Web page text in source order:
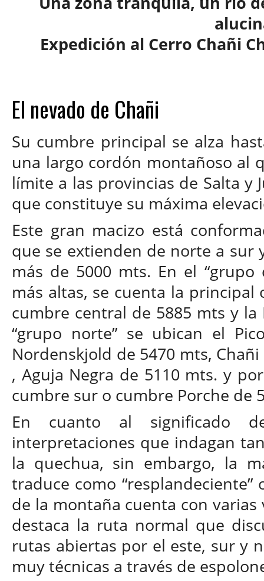
Expedición al Cerro Chañi
El nevado de Chañi
Su cumbre principal se alza
una largo cordón montañoso al
límite a las provincias de Salta y
que constituye su máxima
Este gran macizo está
que se extienden de norte a sur
más de 5000 mts. En el
más altas, se cuenta la principal
cumbre central de 5885 mts y
“grupo norte” se ubican el
Nordenskjold de 5470 mts,
, Aguja Negra de 5110 mts. y
cumbre sur o cumbre Porche de
En cuanto al significado
interpretaciones que indagan
la quechua, sin embargo, la
traduce como
de la montaña cuenta con varias
destaca la ruta normal que
rutas abiertas por el este, sur y
muy técnicas a través de